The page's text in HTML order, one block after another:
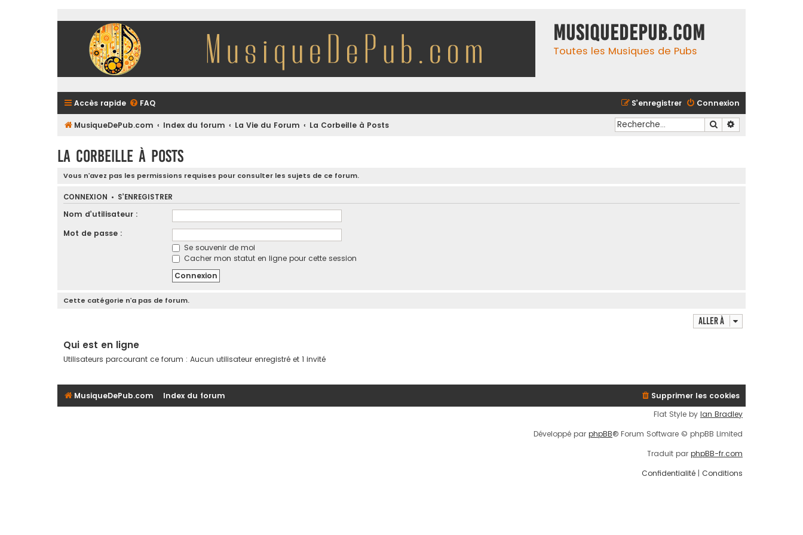
MusiqueDePub.com
Toutes les Musiques de Pubs
Accès rapide FAQ Connexion
S’enregistrer
MusiqueDePub.com Index du forum La Vie du Forum La Corbeille à Posts Rechercher
La Corbeille à Posts
Vous n’avez pas les permissions requises pour consulter les sujets de ce forum.
CONNEXION • S’ENREGISTRER
Nom d’utilisateur :
Mot de passe :
Se souvenir de moi
Cacher mon statut en ligne pour cette session
Cette catégorie n’a pas de forum.
Aller à
Qui est en ligne
Utilisateurs parcourant ce forum : Aucun utilisateur enregistré et 1 invité
MusiqueDePub.com Index du forum
Supprimer les cookies
Flat Style by Ian Bradley
Développé par phpBB® Forum Software © phpBB Limited
Traduit par phpBB-fr.com
Confidentialité
Conditions